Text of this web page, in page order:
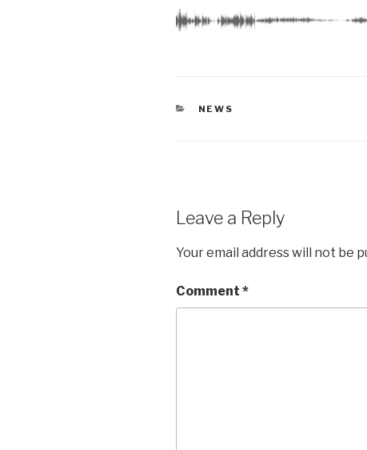
CATEGORIES
NEWS
Leave a Reply
Your email address will not be
Comment *